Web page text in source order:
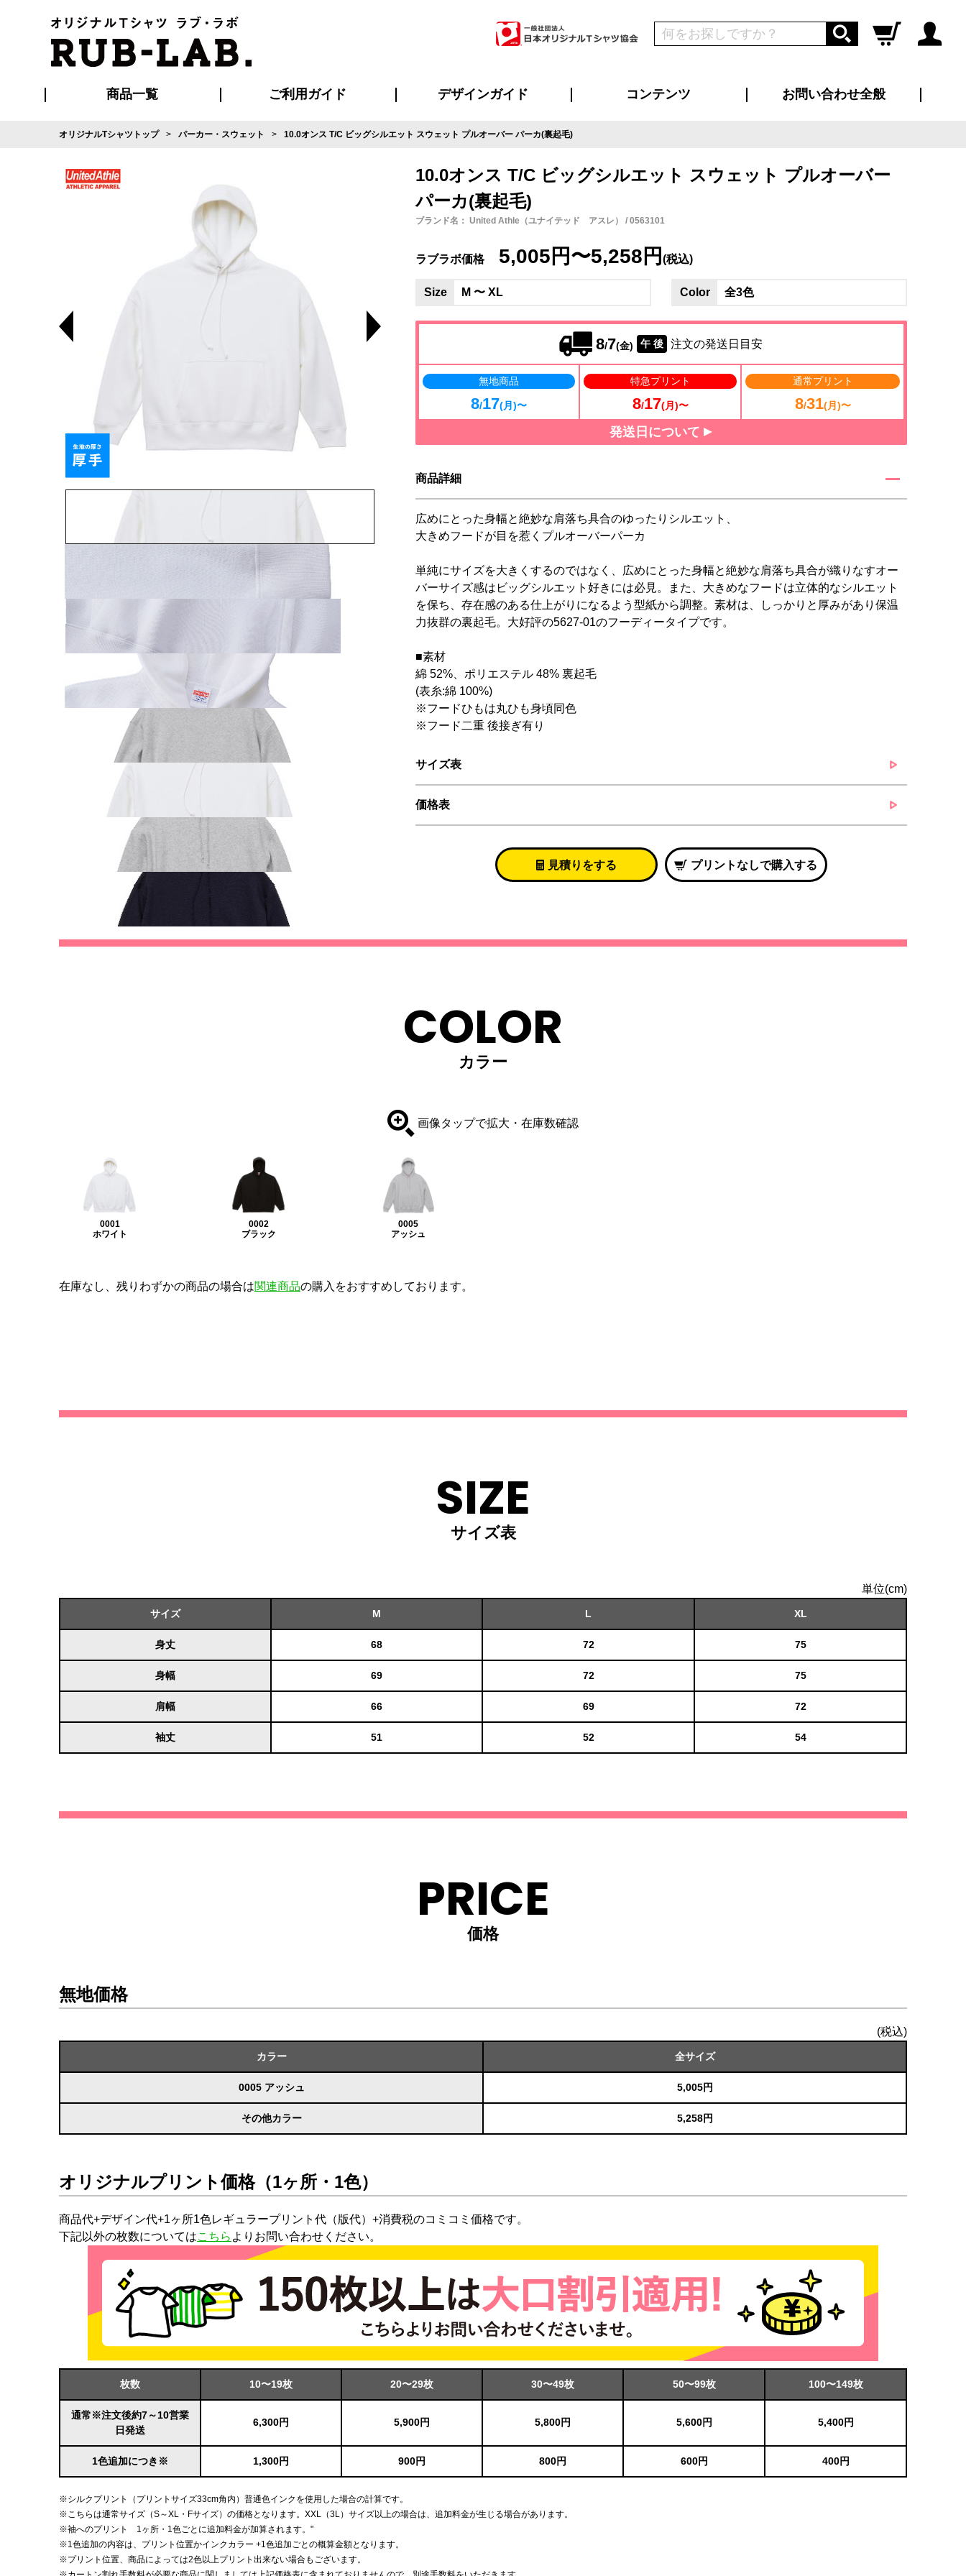
ログイン
商品一覧 ご利用ガイド
ご利用ガイド
はじめての方へ
再注文の方へ
お支払い方法について
割引まとめページ
発送・特急サービスについて
版の保管期限について
マイページ会員のメリット
よくあるご質問
デザインガイド
デザインガイド
デザイン入稿について
デザイン料について
デザインテンプレート集
デザインシミュレーター
書体一覧（フォント集）
プリント・加工一覧
インクカラー
プリントサイズ
コンテンツ お問い合わせ全般
オリジナルTシャツトップ パーカー・スウェット 10.0オンス T/C ビッグシルエット スウェット プルオーバー パーカ(裏起毛)
10.0オンス T/C ビッグシルエット スウェット プルオーバー
パーカ(裏起毛)
ブランド名： United Athle（ユナイテッド アスレ） / 0563101
ラブラボ価格 5,005円〜5,258円 (税込)
Size M 〜 XL Color 全3色
8/7(金) 午 後 注文の発送日目安
無地商品
8/17(月)〜
特急プリント
8/17(月)〜
通常プリント
8/31(月)〜
発送日について
商品詳細
広めにとった身幅と絶妙な肩落ち具合のゆったりシルエット、
大きめフードが目を惹くプルオーバーパーカ
単純にサイズを大きくするのではなく、広めにとった身幅と絶妙な肩落ち具合が織りなすオー
バーサイズ感はビッグシルエット好きには必見。また、大きめなフードは立体的なシルエット
を保ち、存在感のある仕上がりになるよう型紙から調整。素材は、しっかりと厚みがあり保温
力抜群の裏起毛。大好評の5627-01のフーディータイプです。
■素材
綿 52%、ポリエステル 48% 裏起毛
(表糸:綿 100%)
※フードひもは丸ひも身頃同色
※フード二重 後接ぎ有り
サイズ表
価格表
見積りをする プリントなしで購入する
COLOR
カラー
画像タップで拡大・在庫数確認
0001
ホワイト
0002
ブラック
0005
アッシュ
在庫なし、残りわずかの商品の場合は関連商品の購入をおすすめしております。
SIZE
サイズ表
単位(cm)
サイズ M L XL
身丈 68 72 75
身幅 69 72 75
肩幅 66 69 72
袖丈 51 52 54
PRICE
価格
無地価格
(税込)
カラー 全サイズ
0005 アッシュ 5,005円
その他カラー 5,258円
オリジナルプリント価格（1ヶ所・1色）
商品代+デザイン代+1ヶ所1色レギュラープリント代（版代）+消費税のコミコミ価格です。
下記以外の枚数についてはこちら よりお問い合わせください。
枚数 10〜19枚 20〜29枚 30〜49枚 50〜99枚 100〜149枚
通常※注文後約7～10営業
日発送
6,300円 5,900円 5,800円 5,600円 5,400円
1色追加につき※ 1,300円 900円 800円 600円 400円
※シルクプリント（プリントサイズ33cm角内）普通色インクを使用した場合の計算です。
※こちらは通常サイズ（S～XL・Fサイズ）の価格となります。XXL（3L）サイズ以上の場合は、追加料金が生じる場合があります。
※袖へのプリント 1ヶ所・1色ごとに追加料金が加算されます。"
※1色追加の内容は、プリント位置かインクカラー +1色追加ごとの概算金額となります。
※プリント位置、商品によっては2色以上プリント出来ない場合もございます。